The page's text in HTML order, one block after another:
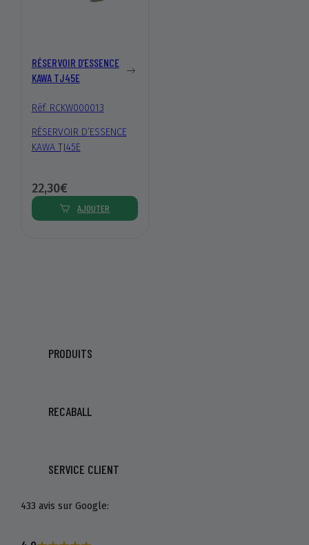
RÉSERVOIR D’ESSENCE
KAWA TJ45E
Réf. RCKW000013
RÉSERVOIR D’ESSENCE
KAWA TJ45E
22,30€
AJOUTER
PRODUITS
RECABALL
SERVICE CLIENT
433 avis sur Google: